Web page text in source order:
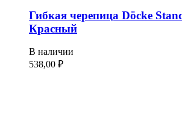
Гибкая черепица Döcke
Красный
В наличии
538,00 ₽